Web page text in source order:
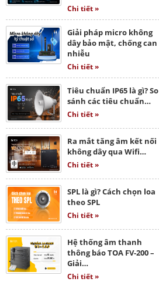
Chi tiết »
Giải pháp micro không
dây bảo mật, chống can
nhiễu
Chi tiết »
Tiêu chuẩn IP65 là gì? So
sánh các tiêu chuẩn…
Chi tiết »
Ra mắt tăng âm kết nối
không dây qua Wifi…
Chi tiết »
SPL là gì? Cách chọn loa
theo SPL
Chi tiết »
Hệ thống âm thanh
thông báo TOA FV-200 –
Giải…
Chi tiết »